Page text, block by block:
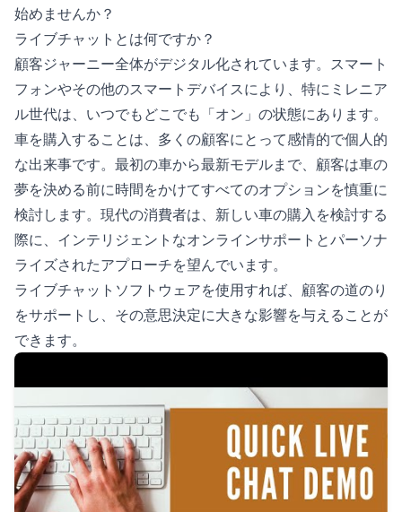
始めませんか？
ライブチャットとは何ですか？
顧客ジャーニー全体がデジタル化されています。スマート
フォンやその他のスマートデバイスにより、特にミレニア
ル世代は、いつでもどこでも「オン」の状態にあります。
車を購入することは、多くの顧客にとって感情的で個人的
な出来事です。最初の車から最新モデルまで、顧客は車の
夢を決める前に時間をかけてすべてのオプションを慎重に
検討します。現代の消費者は、新しい車の購入を検討する
際に、インテリジェントなオンラインサポートとパーソナ
ライズされたアプローチを望んでいます。
ライブチャットソフトウェアを使用すれば、顧客の道のり
をサポートし、その意思決定に大きな影響を与えることが
できます。